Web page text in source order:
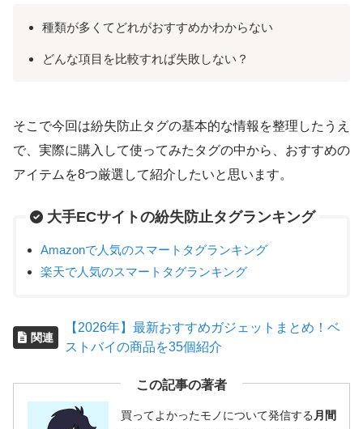
種類が多くてどれがおすすめかわからない
どんな項目を比較すれば失敗しない？
そこで今回は紛失防止タグの基本的な情報を整理したうえ
で、実際に購入して使ってみたタグの中から、おすすめの
アイテムを8つ厳選して紹介したいと思います。
大手ECサイトの紛失防止タグランキング
Amazonで人気のスマートタグランキング
楽天で人気のスマートタグランキング
関連
【2026年】最新おすすめガジェットまとめ！ベ
ストバイの商品を35個紹介
この記事の著者
買ってよかったモノについて発信する 月間